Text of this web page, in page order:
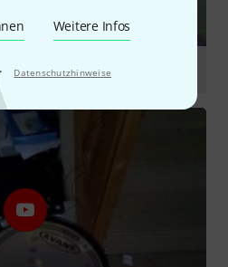
Weitere Infos
· Datenschutzhinweise
Heads Full Kit